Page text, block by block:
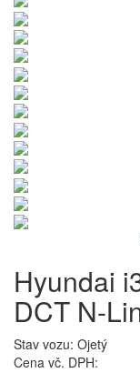
Hyundai
DCT N-
Stav vozu: Ojetý
Cena vč. DPH: